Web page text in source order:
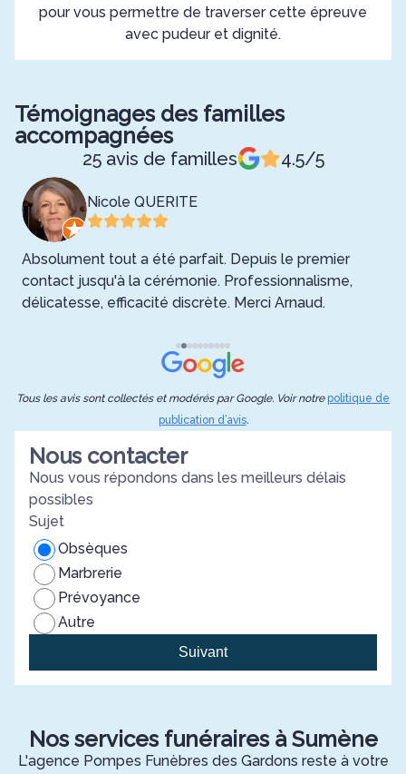
pour vous permettre de traverser cette épreuve
avec pudeur et dignité.
Témoignages des familles
accompagnées
25 avis de familles 4.5/5
Nicole QUERITE
Absolument tout a été parfait. Depuis le premier
contact jusqu'à la cérémonie. Professionnalisme,
délicatesse, efficacité discrète. Merci Arnaud.
Tous les avis sont collectés et modérés par Google. Voir notre politique de
publication d’avis.
Nous contacter
Nous vous répondons dans les meilleurs délais
possibles
Sujet
Obsèques
Marbrerie
Prévoyance
Autre
Suivant
Nos services funéraires à Sumène
L'agence Pompes Funèbres des Gardons reste à votre